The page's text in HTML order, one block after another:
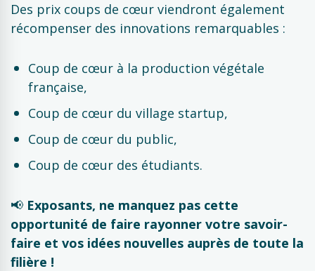
Des prix coups de cœur viendront également
récompenser des innovations remarquables :
Coup de cœur à la production végétale
française,
Coup de cœur du village startup,
Coup de cœur du public,
Coup de cœur des étudiants.
📢 Exposants, ne manquez pas cette
opportunité de faire rayonner votre savoir-
faire et vos idées nouvelles auprès de toute la
filière !